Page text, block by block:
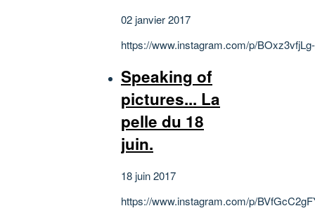
02 janvier 2017
https://www.instagram.com/p/
Speaking of
pictures... La
pelle du 18
juin.
18 juin 2017
https://www.instagram.com/p/